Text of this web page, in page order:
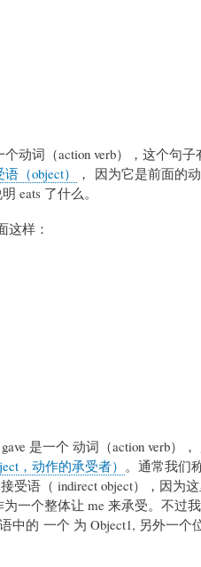
动词（action verb），这个句
语（object）
， 因为它是前面的
eats 了什么。
这样：
是一个 动词（action verb）
，动作的承受者） 。通常我们
受语（ indirect object），因为
为一个整体让 me 来承受。不
中的 一个 为 Object1, 另外一个